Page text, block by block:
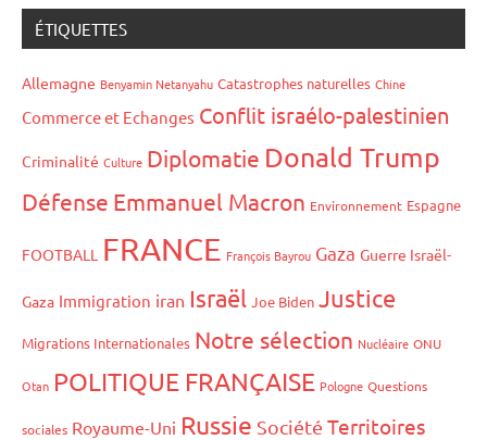
ÉTIQUETTES
Allemagne Benyamin Netanyahu Catastrophes naturelles Chine
Commerce et Echanges Conflit israélo-palestinien
Criminalité Culture Diplomatie Donald Trump
Défense Emmanuel Macron Environnement Espagne
FOOTBALL FRANCE François Bayrou Gaza Guerre Israël-
Gaza Immigration iran Israël Joe Biden Justice
Migrations Internationales Notre sélection Nucléaire ONU
Otan POLITIQUE FRANÇAISE Pologne Questions
sociales Royaume-Uni Russie Société Territoires